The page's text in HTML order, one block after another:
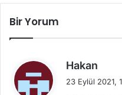
Bir Yorum
Hakan
e
23 Eylül 2021,